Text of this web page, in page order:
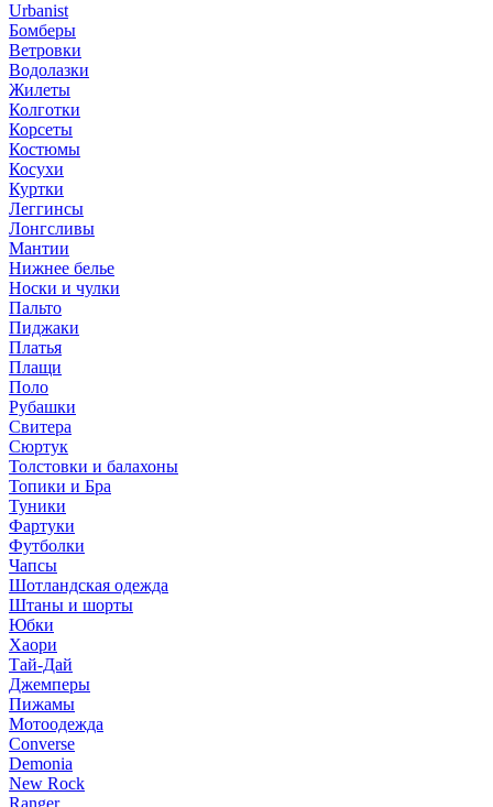
Urbanist
Бомберы
Ветровки
Водолазки
Жилеты
Колготки
Корсеты
Костюмы
Косухи
Куртки
Леггинсы
Лонгсливы
Мантии
Нижнее белье
Носки и чулки
Пальто
Пиджаки
Платья
Плащи
Поло
Рубашки
Свитера
Сюртук
Толстовки и балахоны
Топики и Бра
Туники
Фартуки
Футболки
Чапсы
Шотландская одежда
Штаны и шорты
Юбки
Хаори
Тай-Дай
Джемперы
Пижамы
Мотоодежда
Converse
Demonia
New Rock
Ranger